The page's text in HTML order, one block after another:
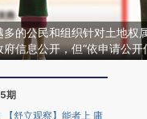
多的公民和组织针对土地权
府信息公开，但“依申请公
期
【舒立观察】能者上 庸